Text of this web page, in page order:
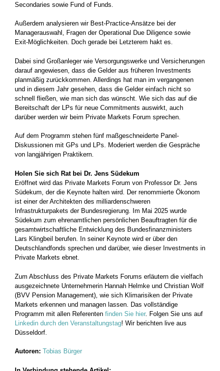
Secondaries sowie Fund of Funds.
Außerdem analysieren wir Best-Practice-Ansätze bei der
Managerauswahl, Fragen der Operational Due Diligence sowie
Exit-Möglichkeiten. Doch gerade bei Letzterem hakt es.
Dabei sind Großanleger wie Versorgungswerke und Versicherungen
darauf angewiesen, dass die Gelder aus früheren Investments
planmäßig zurückkommen. Allerdings hat man im vergangenen
und in diesem Jahr gesehen, dass die Gelder einfach nicht so
schnell fließen, wie man sich das wünscht. Wie sich das auf die
Bereitschaft der LPs für neue Commitments auswirkt, auch
darüber werden wir beim Private Markets Forum sprechen.
Auf dem Programm stehen fünf maßgeschneiderte Panel-
Diskussionen mit GPs und LPs. Moderiert werden die Gespräche
von langjährigen Praktikern.
Holen Sie sich Rat bei Dr. Jens Südekum
Eröffnet wird das Private Markets Forum von Professor Dr. Jens
Südekum, der die Keynote halten wird. Der renommierte Ökonom
ist einer der Architekten des milliardenschweren
Infrastrukturpakets der Bundesregierung. Im Mai 2025 wurde
Südekum zum ehrenamtlichen persönlichen Beauftragten für die
gesamtwirtschaftliche Entwicklung des Bundesfinanzministers
Lars Klingbeil berufen. In seiner Keynote wird er über den
Deutschlandfonds sprechen und darüber, wie dieser Investments in
Private Markets ebnet.
Zum Abschluss des Private Markets Forums erläutern die vielfach
ausgezeichnete Unternehmerin Hannah Helmke und Christian Wolf
(BVV Pension Management), wie sich Klimarisiken der Private
Markets erkennen und managen lassen. Das vollständige
Programm mit allen Referenten finden Sie hier. Folgen Sie uns auf
Linkedin durch den Veranstaltungstag! Wir berichten live aus
Düsseldorf.
Autoren: Tobias Bürger